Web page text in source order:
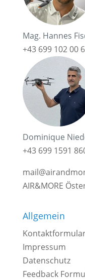
Mag. Hannes
+43 699 102 00
Dominique
+43 699 1591
AIR&MORE
Allgemein
Impressum
Datenschutz
Feedback